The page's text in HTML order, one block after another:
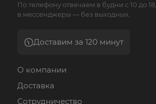
По телефону отвечаем в будни с 10 до 18,
в мессенджеры — без выходных.
Доставим за 120 минут
О компании
Доставка
Сотрудничество